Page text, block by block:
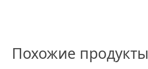
Похожие продукты